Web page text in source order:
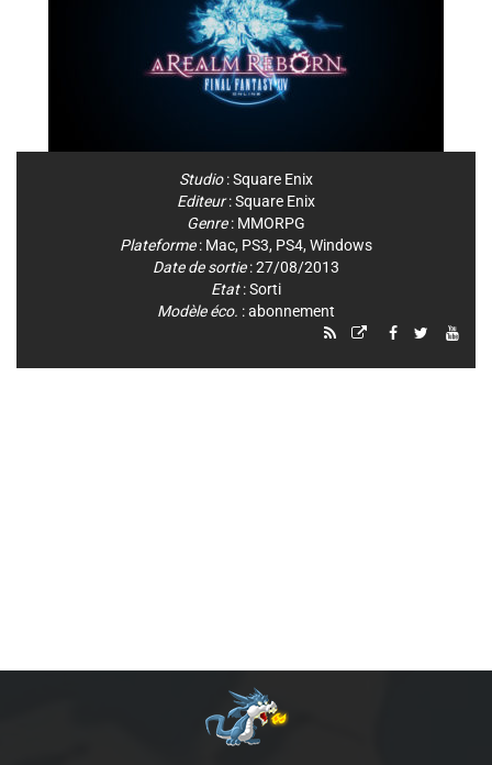
Studio:Square Enix
Editeur:Square Enix
Genre: MMORPG
Plateforme: Mac, PS3, PS4, Windows
Date de sortie: 27/08/2013
Etat: Sorti
Modèle éco. : abonnement